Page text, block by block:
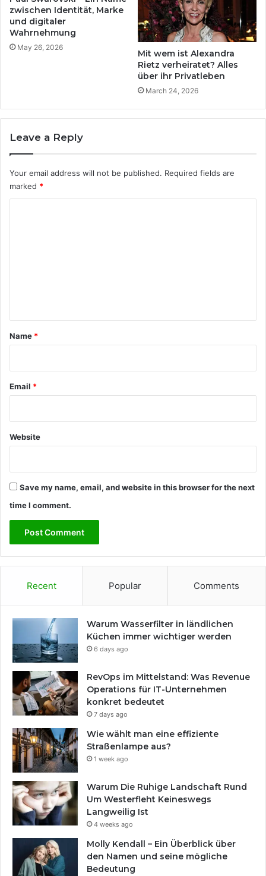
zwischen Identität, Marke
und digitaler
Wahrnehmung
May 26, 2026
Mit wem ist Alexandra
Rietz verheiratet? Alles
über ihr Privatleben
March 24, 2026
Leave a Reply
Your email address will not be published. Required fields are
marked *
*
Name *
Email *
Website
Save my name, email, and website in this browser for the next
time I comment.
Recent Popular Comments
Warum Wasserfilter in ländlichen
Küchen immer wichtiger werden
6 days ago
RevOps im Mittelstand: Was Revenue
Operations für IT-Unternehmen
konkret bedeutet
7 days ago
Wie wählt man eine effiziente
Straßenlampe aus?
1 week ago
Warum Die Ruhige Landschaft Rund
Um Westerfleht Keineswegs
Langweilig Ist
4 weeks ago
Molly Kendall – Ein Überblick über
den Namen und seine mögliche
Bedeutung